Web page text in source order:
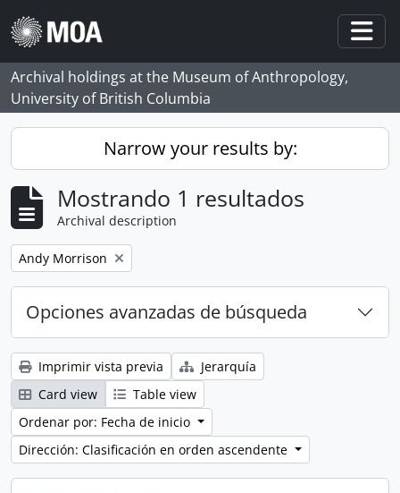
Skip to main content
Archival holdings at the Museum of Anthropology,
University of British Columbia
Narrow your results by:
Mostrando 1 resultados
Archival description
Remove filter:
Andy Morrison
Opciones avanzadas de búsqueda
Imprimir vista previa
Jerarquía
Card view
Table view
Ordenar por: Fecha de inicio
Dirección: Clasificación en orden ascendente